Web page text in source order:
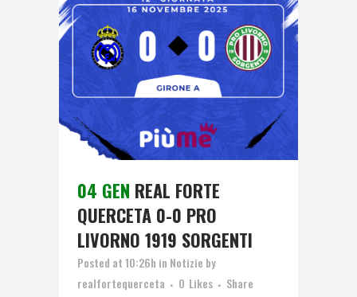
04 GEN REAL FORTE
QUERCETA 0-0 PRO
LIVORNO 1919 SORGENTI
Posted at 10:26h in Notizie by
realfortequerceta
0 Likes Share